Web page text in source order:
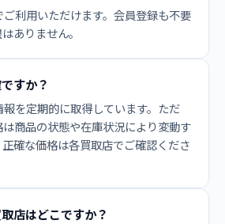
利用いただけます。会員登録も不要
ありません。
すか？
を定期的に取得しています。ただ
商品の状態や在庫状況により変動す
確な価格は各買取店でご確認くださ
店はどこですか？